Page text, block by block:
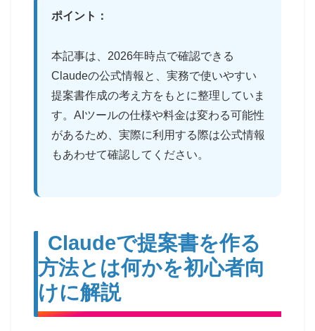
ポイント：
本記事は、2026年時点で確認できる
Claudeの公式情報と、実務で使いやすい
提案書作成の考え方をもとに整理していま
す。AIツールの仕様や料金は変わる可能性
があるため、実際に利用する際は公式情報
もあわせて確認してください。
Claudeで提案書を作る
方法とは何かを初心者向
けに解説